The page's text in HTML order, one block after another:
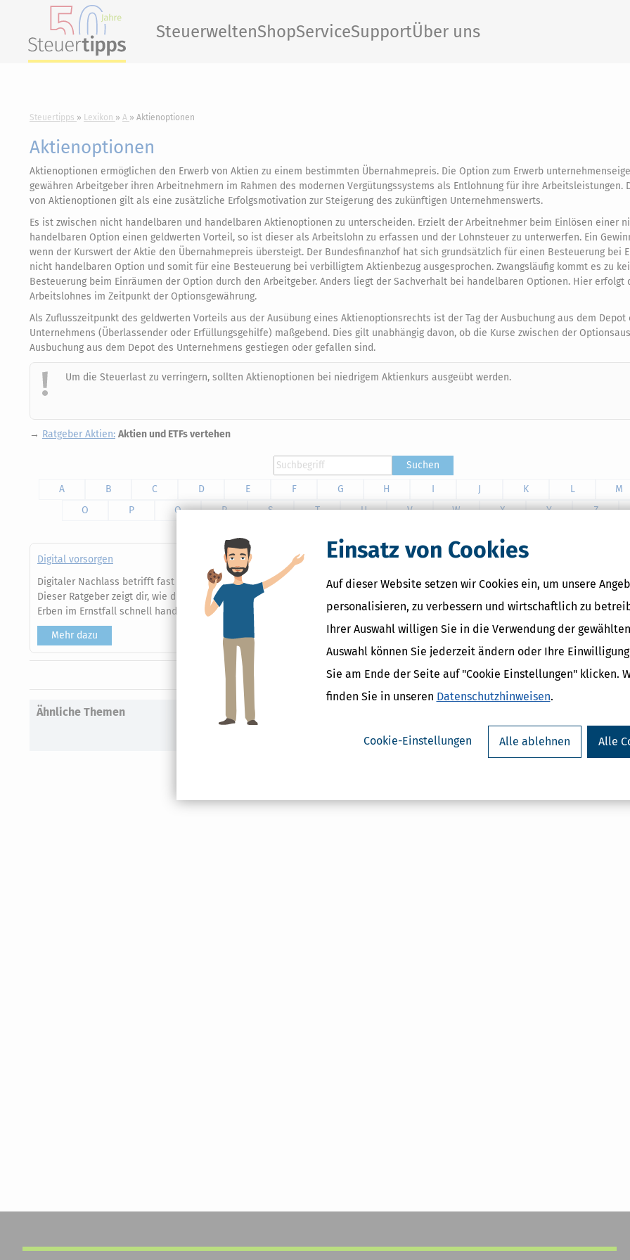
Einsatz von Cookies
Auf dieser Website setzen wir Cookies ein, um unsere
personalisieren, zu verbessern und wirtschaftlich zu
Ihrer Auswahl willigen Sie in die Verwendung der
Auswahl können Sie jederzeit ändern oder Ihre
Sie am Ende der Seite auf "Cookie Einstellungen" klicken.
finden Sie in unseren Datenschutzhinweisen.
Cookie-Einstellungen Alle ablehnen Alle
SteuerweltenShopServiceSupportÜber uns
Steuertipps Lexikon A Aktienoptionen
Aktienoptionen
Aktienoptionen ermöglichen den Erwerb von Aktien zu einem bestimmten Übernahmepreis. Die Option zum Erwerb
gewähren Arbeitgeber ihren Arbeitnehmern im Rahmen des modernen Vergütungssystems als Entlohnung für ihre Arbeitsleistungen.
von Aktienoptionen gilt als eine zusätzliche Erfolgsmotivation zur Steigerung des zukünftigen Unternehmenswerts.
Es ist zwischen nicht handelbaren und handelbaren Aktienoptionen zu unterscheiden. Erzielt der Arbeitnehmer beim Einlösen einer
handelbaren Option einen geldwerten Vorteil, so ist dieser als Arbeitslohn zu erfassen und der Lohnsteuer zu unterwerfen. Ein
wenn der Kurswert der Aktie den Übernahmepreis übersteigt. Der Bundesfinanzhof hat sich grundsätzlich für einen Besteuerung bei
nicht handelbaren Option und somit für eine Besteuerung bei verbilligtem Aktienbezug ausgesprochen. Zwangsläufig kommt es zu
Besteuerung beim Einräumen der Option durch den Arbeitgeber. Anders liegt der Sachverhalt bei handelbaren Optionen. Hier erfolgt
Arbeitslohnes im Zeitpunkt der Optionsgewährung.
Als Zuflusszeitpunkt des geldwerten Vorteils aus der Ausübung eines Aktienoptionsrechts ist der Tag der Ausbuchung aus dem Depot
Unternehmens (Überlassender oder Erfüllungsgehilfe) maßgebend. Dies gilt unabhängig davon, ob die Kurse zwischen der
Ausbuchung aus dem Depot des Unternehmens gestiegen oder gefallen sind.
Um die Steuerlast zu verringern, sollten Aktienoptionen bei niedrigem Aktienkurs ausgeübt werden.
→ Ratgeber Aktien: Aktien und ETFs vertehen
Suchen
A
B C D E F G H I J K L M
O
P Q R S T U V W X Y Z
Digital vorsorgen
Digitaler Nachlass betrifft fast jede Familie: E‑Mails, Social Media, Cloud, Abos, Online‑Zahlungen – und manchmal sogar Krypto.
Dieser Ratgeber zeigt dir, wie du Zugänge sicherst, rechtssicher festlegst, was mit Konten und Daten passiert, und wie deine
Erben im Ernstfall schnell handlungsfähig sind.
Mehr dazu
Ähnliche Themen
Aktien